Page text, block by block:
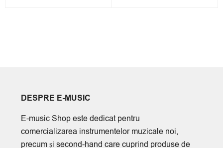
DESPRE E-MUSIC
E-music Shop este dedicat pentru
comercializarea instrumentelor muzicale noi,
precum și second-hand care cuprind produse de